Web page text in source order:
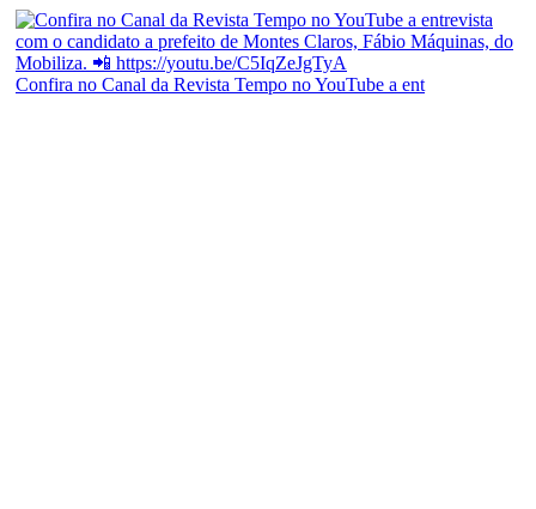
Confira no Canal da Revista Tempo no YouTube a ent